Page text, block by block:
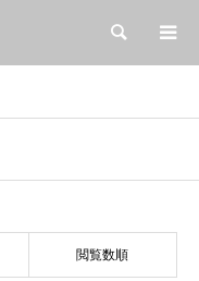
検索
閲覧数順